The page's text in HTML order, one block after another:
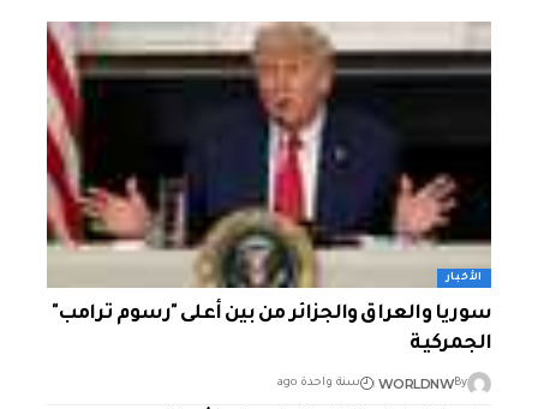
الأخبار
سوريا والعراق والجزائر من بين أعلى "رسوم ترامب"
الجمركية
By
WORLDNW سنة واحدة ago